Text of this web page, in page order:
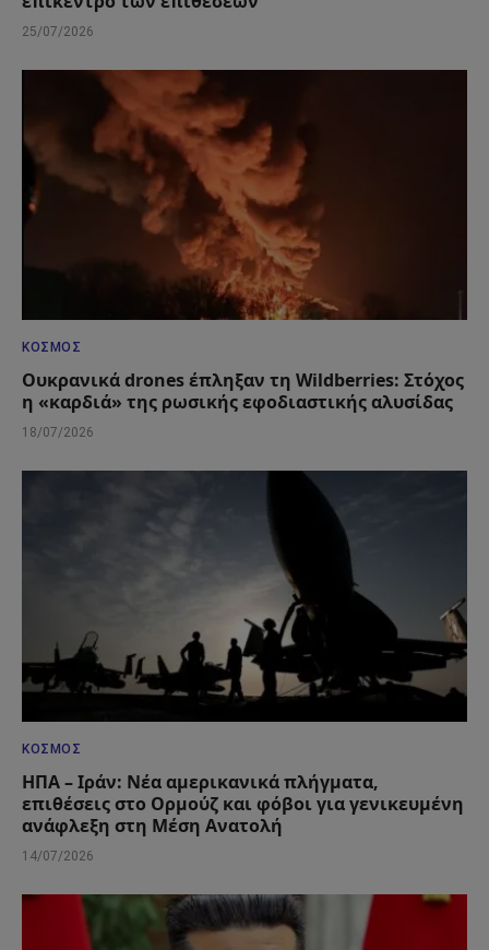
25/07/2026
ΚΌΣΜΟΣ
Ουκρανικά drones έπληξαν τη Wildberries: Στόχος
η «καρδιά» της ρωσικής εφοδιαστικής αλυσίδας
18/07/2026
ΚΌΣΜΟΣ
ΗΠΑ – Ιράν: Νέα αμερικανικά πλήγματα,
επιθέσεις στο Ορμούζ και φόβοι για γενικευμένη
ανάφλεξη στη Μέση Ανατολή
14/07/2026